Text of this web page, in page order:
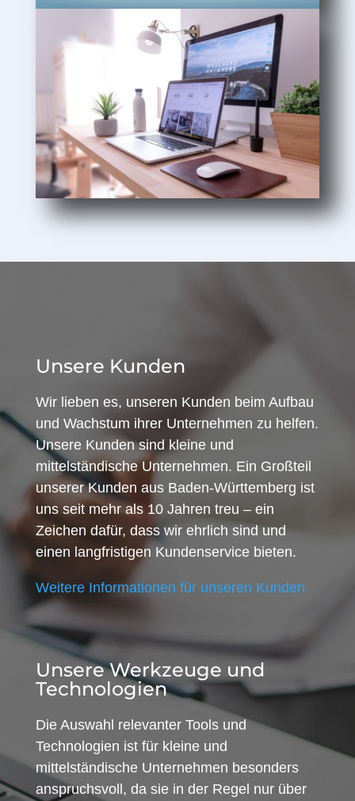
Unsere Kunden
Wir lieben es, unseren Kunden beim Aufbau
und Wachstum ihrer Unternehmen zu helfen.
Unsere Kunden sind kleine und
mittelständische Unternehmen. Ein Großteil
unserer Kunden aus Baden-Württemberg ist
uns seit mehr als 10 Jahren treu – ein
Zeichen dafür, dass wir ehrlich sind und
einen langfristigen Kundenservice bieten.
Weitere Informationen für unseren Kunden
Unsere Werkzeuge und
Technologien
Die Auswahl relevanter Tools und
Technologien ist für kleine und
mittelständische Unternehmen besonders
anspruchsvoll, da sie in der Regel nur über